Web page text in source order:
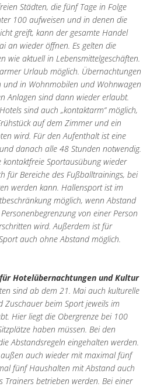
Städten, die fünf Tage in Folge
100 aufweisen und in denen die
greift, kann der gesamte Handel
an wieder öffnen. Es gelten die
wie aktuell in Lebensmittelgeschäften.
Urlaub möglich. Übernachtungen
und in Wohnmobilen und Wohnwagen
Anlagen sind dann wieder erlaubt.
sind auch „kontaktarm“ möglich,
auf dem Zimmer und ein
wird. Für den Aufenthalt ist eine
danach alle 48 Stunden notwendig.
kontaktfreie Sportausübung wieder
für Bereiche des Fußballtrainings, bei
werden kann. Hallensport ist im
möglich, wenn Abstand
von einer Person
wird. Außerdem ist für
auch ohne Abstand möglich.
Hotelübernachtungen und Kultur
sind ab dem 21. Mai auch kulturelle
Zuschauer beim Sport jeweils im
Hier liegt die Obergrenze bei 100
haben müssen. Bei den
Abstandsregeln eingehalten werden.
auch wieder mit maximal fünf
fünf Haushalten mit Abstand auch
Trainers betrieben werden. Bei einer